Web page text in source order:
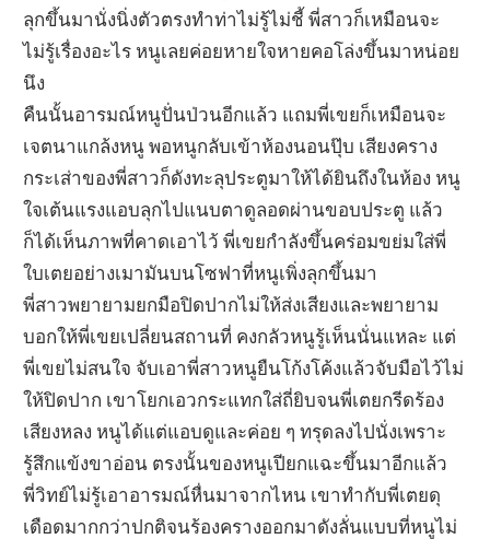
ลุกขึ้นมานั่งนิ่งตัวตรงทำท่าไม่รู้ไม่ชี้ พี่สาวก็เหมือนจะ
ไม่รู้เรื่องอะไร หนูเลยค่อยหายใจหายคอโล่งขึ้นมาหน่อย
นึง
คืนนั้นอารมณ์หนูปั่นป่วนอีกแล้ว แถมพี่เขยก็เหมือนจะ
เจตนาแกล้งหนู พอหนูกลับเข้าห้องนอนปุ๊บ เสียงคราง
กระเส่าของพี่สาวก็ดังทะลุประตูมาให้ได้ยินถึงในห้อง หนู
ใจเต้นแรงแอบลุกไปแนบตาดูลอดผ่านขอบประตู แล้ว
ก็ได้เห็นภาพที่คาดเอาไว้ พี่เขยกำลังขึ้นคร่อมขย่มใส่พี่
ใบเตยอย่างเมามันบนโซฟาที่หนูเพิ่งลุกขึ้นมา
พี่สาวพยายามยกมือปิดปากไม่ให้ส่งเสียงและพยายาม
บอกให้พี่เขยเปลี่ยนสถานที่ คงกลัวหนูรู้เห็นนั่นแหละ แต่
พี่เขยไม่สนใจ จับเอาพี่สาวหนูยืนโก้งโค้งแล้วจับมือไว้ไม่
ให้ปิดปาก เขาโยกเอวกระแทกใส่ถี่ยิบจนพี่เตยกรีดร้อง
เสียงหลง หนูได้แต่แอบดูและค่อย ๆ ทรุดลงไปนั่งเพราะ
รู้สึกแข้งขาอ่อน ตรงนั้นของหนูเปียกแฉะขึ้นมาอีกแล้ว
พี่วิทย์ไม่รู้เอาอารมณ์หื่นมาจากไหน เขาทำกับพี่เตยดุ
เดือดมากกว่าปกติจนร้องครางออกมาดังลั่นแบบที่หนูไม่